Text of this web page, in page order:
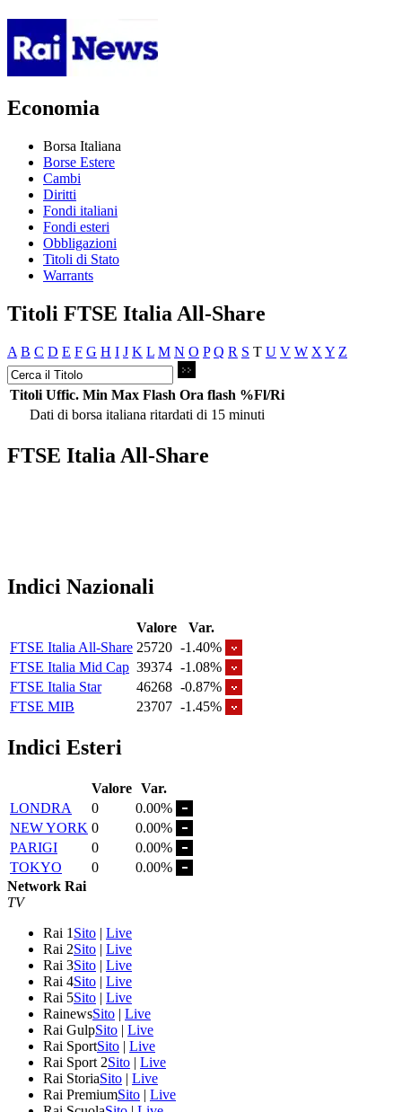
Economia
Borsa Italiana
Borse Estere
Cambi
Diritti
Fondi italiani
Fondi esteri
Obbligazioni
Titoli di Stato
Warrants
Titoli FTSE Italia All-Share
A B C D E F G H I J K L M N O P Q R S T U V W X Y Z
Titoli Uffic. Min Max Flash Ora flash %Fl/Ri
Dati di borsa italiana ritardati di 15 minuti
FTSE Italia All-Share
Indici Nazionali
Valore
Var.
FTSE Italia All-Share 25720 -1.40%
FTSE Italia Mid Cap 39374 -1.08%
FTSE Italia Star
46268 -0.87%
FTSE MIB
23707 -1.45%
Indici Esteri
Valore Var.
LONDRA
0
0.00%
NEW YORK 0
0.00%
PARIGI
0
0.00%
TOKYO
0
0.00%
Network Rai
TV
Rai 1 Sito | Live
Rai 2Sito | Live
Rai 3Sito | Live
Rai 4Sito | Live
Rai 5Sito | Live
RainewsSito | Live
Rai GulpSito | Live
Rai SportSito | Live
Rai Sport 2Sito | Live
Rai StoriaSito | Live
Rai PremiumSito | Live